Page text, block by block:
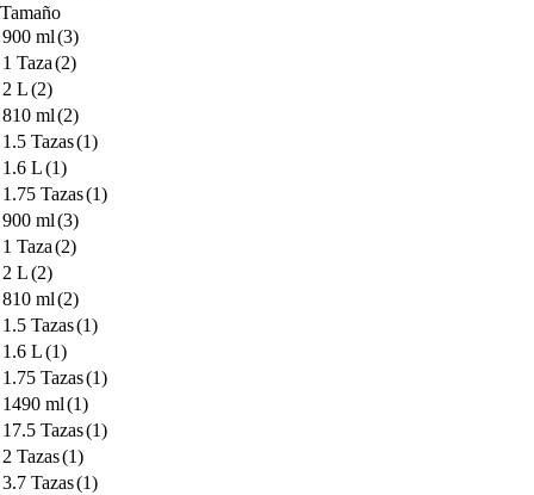
Tamaño
900 ml(3)
1 Taza(2)
2 L(2)
810 ml(2)
1.5 Tazas(1)
1.6 L(1)
1.75 Tazas(1)
900 ml(3)
1 Taza(2)
2 L(2)
810 ml(2)
1.5 Tazas(1)
1.6 L(1)
1.75 Tazas(1)
1490 ml(1)
17.5 Tazas(1)
2 Tazas(1)
3.7 Tazas(1)